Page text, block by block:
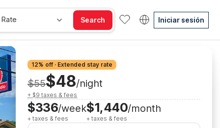
Search Iniciar sesión
12% off · Extended stay rate
$55$48/night
+ $9 taxes & fees
$336/week
+ taxes & fees
$1,440/month
+ taxes & fees